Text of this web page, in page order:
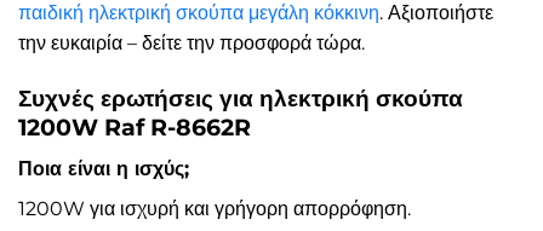
παιδική ηλεκτρική σκούπα μεγάλη κόκκινη. Αξιοποιήστε
την ευκαιρία – δείτε την προσφορά τώρα.
Συχνές ερωτήσεις για ηλεκτρική σκούπα
1200W Raf R-8662R
Ποια είναι η ισχύς;
1200W για ισχυρή και γρήγορη απορρόφηση.